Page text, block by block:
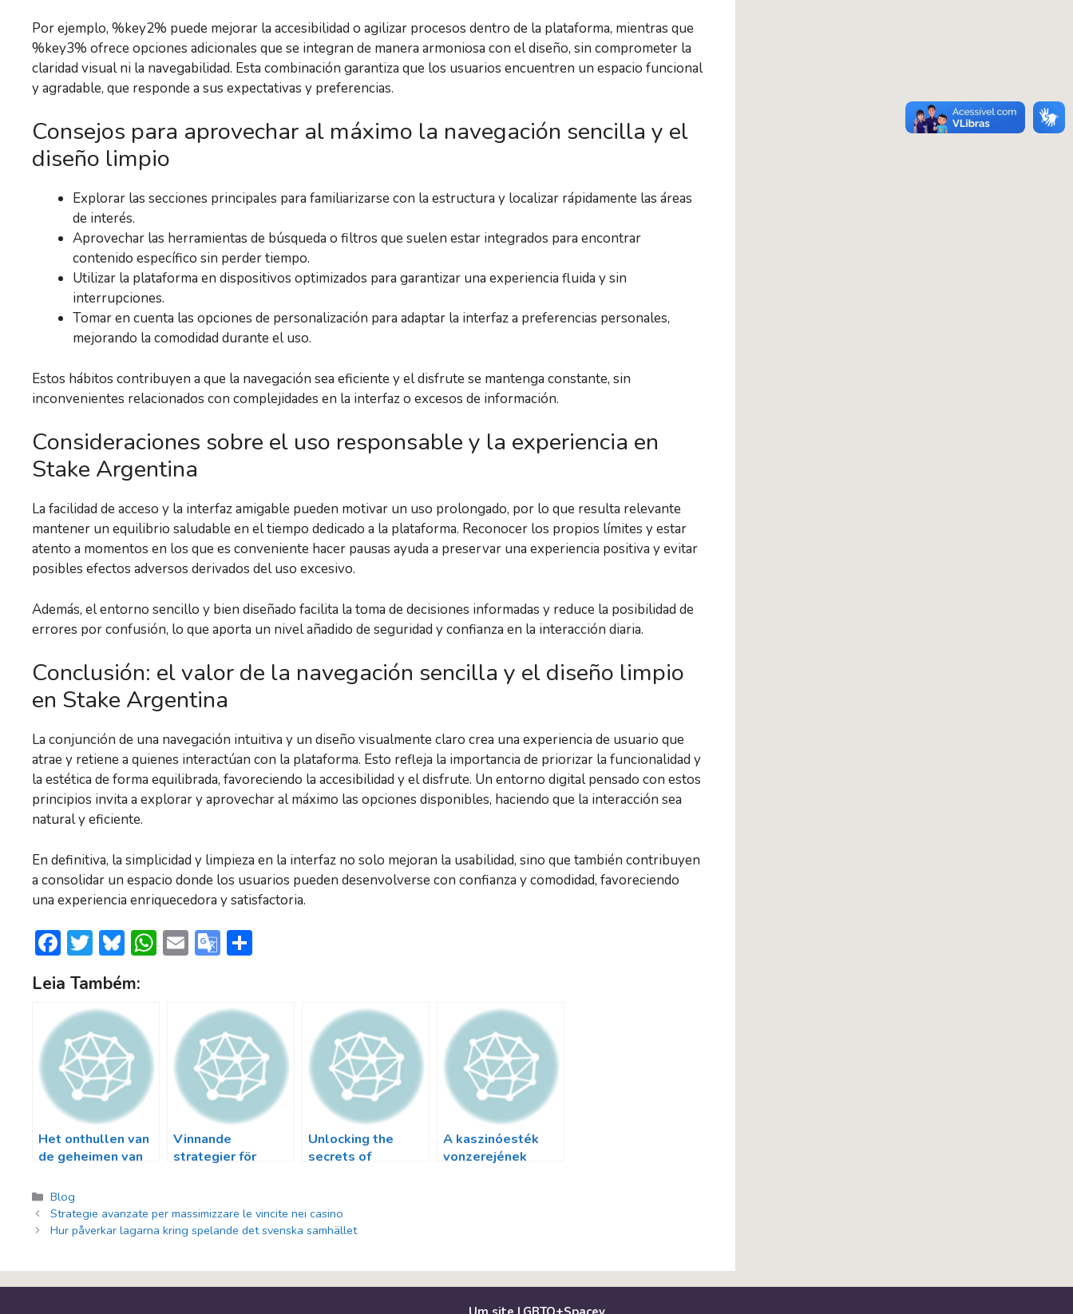
Por ejemplo, %key2% puede mejorar la accesibilidad o agilizar procesos dentro de la plataforma, mientras que
%key3% ofrece opciones adicionales que se integran de manera armoniosa con el diseño, sin comprometer la
claridad visual ni la navegabilidad. Esta combinación garantiza que los usuarios encuentren un espacio funcional
y agradable, que responde a sus expectativas y preferencias.
Consejos para aprovechar al máximo la navegación sencilla y el
diseño limpio
Explorar las secciones principales para familiarizarse con la estructura y localizar rápidamente las áreas
de interés.
Aprovechar las herramientas de búsqueda o filtros que suelen estar integrados para encontrar
contenido específico sin perder tiempo.
Utilizar la plataforma en dispositivos optimizados para garantizar una experiencia fluida y sin
interrupciones.
Tomar en cuenta las opciones de personalización para adaptar la interfaz a preferencias personales,
mejorando la comodidad durante el uso.
Estos hábitos contribuyen a que la navegación sea eficiente y el disfrute se mantenga constante, sin
inconvenientes relacionados con complejidades en la interfaz o excesos de información.
Consideraciones sobre el uso responsable y la experiencia en
Stake Argentina
La facilidad de acceso y la interfaz amigable pueden motivar un uso prolongado, por lo que resulta relevante
mantener un equilibrio saludable en el tiempo dedicado a la plataforma. Reconocer los propios límites y estar
atento a momentos en los que es conveniente hacer pausas ayuda a preservar una experiencia positiva y evitar
posibles efectos adversos derivados del uso excesivo.
Además, el entorno sencillo y bien diseñado facilita la toma de decisiones informadas y reduce la posibilidad de
errores por confusión, lo que aporta un nivel añadido de seguridad y confianza en la interacción diaria.
Conclusión: el valor de la navegación sencilla y el diseño limpio
en Stake Argentina
La conjunción de una navegación intuitiva y un diseño visualmente claro crea una experiencia de usuario que
atrae y retiene a quienes interactúan con la plataforma. Esto refleja la importancia de priorizar la funcionalidad y
la estética de forma equilibrada, favoreciendo la accesibilidad y el disfrute. Un entorno digital pensado con estos
principios invita a explorar y aprovechar al máximo las opciones disponibles, haciendo que la interacción sea
natural y eficiente.
En definitiva, la simplicidad y limpieza en la interfaz no solo mejoran la usabilidad, sino que también contribuyen
a consolidar un espacio donde los usuarios pueden desenvolverse con confianza y comodidad, favoreciendo
una experiencia enriquecedora y satisfactoria.
F
ac
e
b
o
ok
T
w
itt
er
Bl
e
sk
y
W E
l
G
gl
e
Tr
a
n
sl
at
e
Leia Também:
Het onthullen van
de geheimen van
strategieën in
casino spellen
Vinnande
strategier för
Unlocking the
secrets of
wins
A kaszinóesték
vonzerejének
Categorias
Blog
Strategie avanzate per massimizzare le vincite nei casino
Hur påverkar lagarna kring spelande det svenska samhället